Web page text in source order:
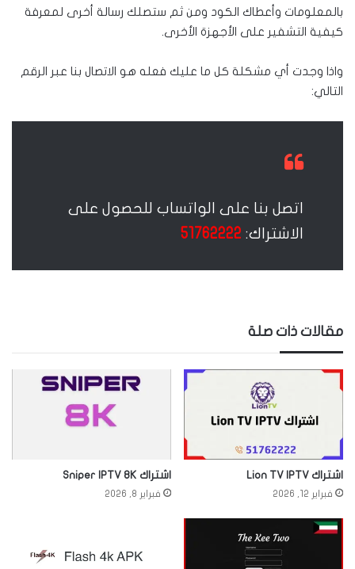
بالمعلومات وأعطاك الكود ومن ثم ستصلك رسالة أخرى لمعرفة
كيفية التشفير على الأجهزة الأخرى.
واذا وجدت أي مشكلة كل ما عليك فعله هو الاتصال بنا عبر الرقم
التالي:
اتصل بنا على الواتساب للحصول على
الاشتراك: 51762222
مقالات ذات صلة
اشتراك Lion TV IPTV
فبراير 12, 2026
اشتراك Sniper IPTV 8K
فبراير 8, 2026